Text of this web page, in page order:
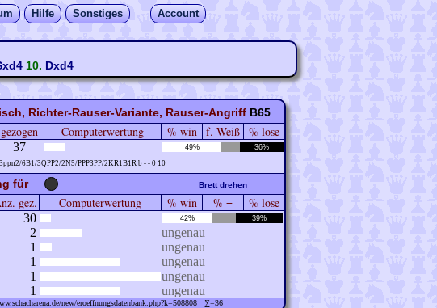
Hilfe Sonstiges Account
10. Dxd4
Richter-Rauser-Variante, Rauser-Angriff B65
gezogen Computerwertung % win f. Weiß % lose
37 49% 36%
6B1/3QPP2/2N5/PPP3PP/2KR1B1R b - - 0 10
für Brett drehen
gez. Computerwertung % win % = % lose
30 42% 39%
2
ungenau
1
ungenau
1
ungenau
1
ungenau
1 ungenau
new/eroeffnungsdatenbank.php?k=508808 ∑=36